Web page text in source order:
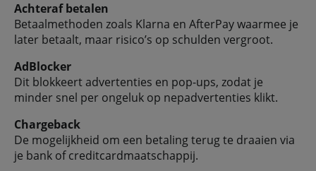
Achteraf betalen
Betaalmethoden zoals Klarna en AfterPay waarmee je
later betaalt, maar risico’s op schulden vergroot.
AdBlocker
Dit blokkeert advertenties en pop-ups, zodat je
minder snel per ongeluk op nepadvertenties klikt.
Chargeback
De mogelijkheid om een betaling terug te draaien via
je bank of creditcardmaatschappij.